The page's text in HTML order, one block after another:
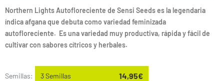
Northern Lights Autofloreciente de Sensi Seeds es la legendaria
índica afgana que debuta como variedad feminizada
autofloreciente. Es una variedad muy productiva, rápida y fácil de
cultivar con sabores cítricos y herbales.
Semillas: 3 Semillas 14,95€